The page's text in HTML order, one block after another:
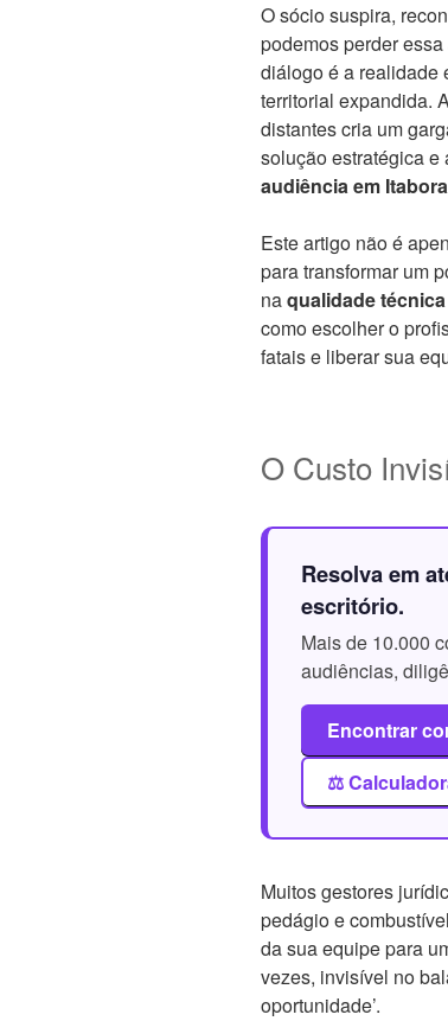
O sócio suspira,
podemos perder
diálogo é a realidade
territorial expandida.
distantes cria um
solução estratégica e
audiência em
Este artigo não é
para transformar um
naqualidade técnica
como escolher o
fatais e liberar sua
O Custo
Resolva em
escritório.
Mais de 10.000
audiências,
Encontrar
⚖️
Muitos gestores
pedágio e
da sua equipe para
vezes, invisível no
oportunidade’.